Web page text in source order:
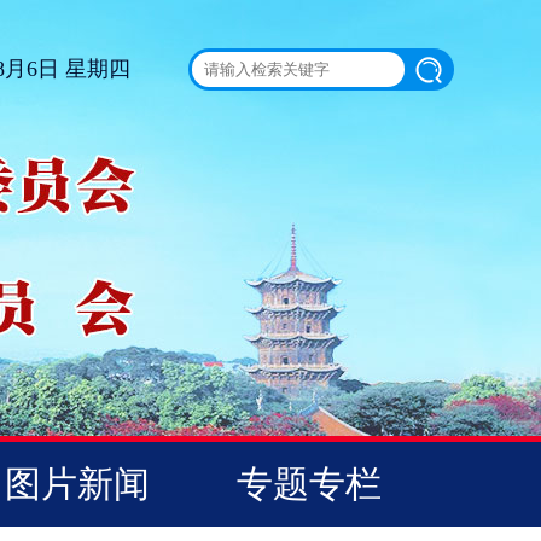
月6日 星期四
图片新闻 专题专栏